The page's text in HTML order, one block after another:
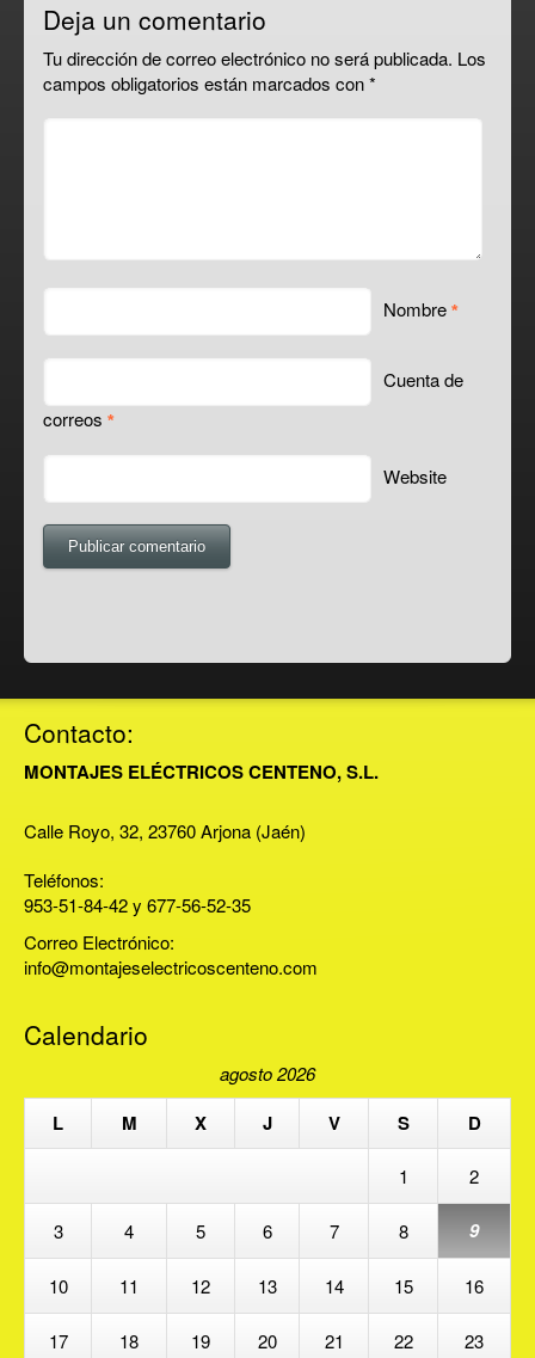
Deja un comentario
Tu dirección de correo electrónico no será publicada. Los
campos obligatorios están marcados con*
Nombre *
Cuenta de
correos *
Website
Contacto:
MONTAJES ELÉCTRICOS CENTENO, S.L.
Calle Royo, 32, 23760 Arjona (Jaén)
Teléfonos:
953-51-84-42 y 677-56-52-35
Correo Electrónico:
info@montajeselectricoscenteno.com
Calendario
agosto 2026
L M X J V S D
1 2
3 4 5 6 7 8 9
10 11 12 13 14 15 16
17 18 19 20 21 22 23